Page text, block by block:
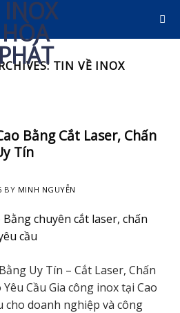
TIN VỀ INOX
Bằng Cắt Laser, Chấn
Tín
BY MINH NGUYỄN
Uy Tín – Cắt Laser, Chấn
Cầu Gia công inox tại Cao
cho doanh nghiệp và công